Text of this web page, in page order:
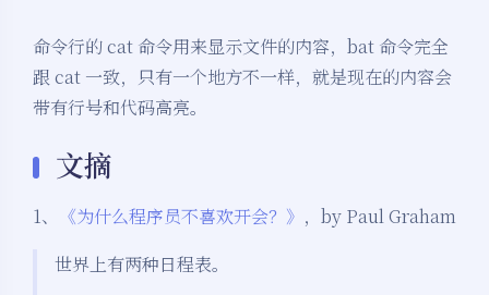
命令行的 cat 命令用来显示文件的内容，bat 命令完全
跟 cat 一致，只有一个地方不一样，就是现在的内容会
带有行号和代码高亮。
文摘
1、 《为什么程序员不喜欢开会？》 ，by Paul Graham
世界上有两种日程表。